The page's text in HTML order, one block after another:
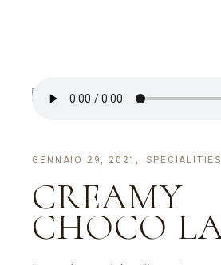
GENNAIO 29, 2021 SPECIALITIES
CREAMY
CHOCO